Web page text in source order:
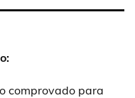
comprovado para